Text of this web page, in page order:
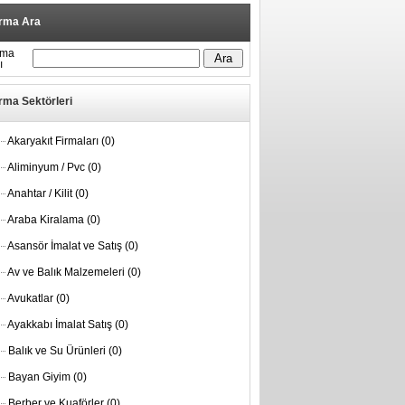
Ara
Sektörleri
Akaryakıt Firmaları (0)
Aliminyum / Pvc (0)
Anahtar / Kilit(0)
Araba Kiralama (0)
Asansör İmalat ve Satış (0)
Av ve Balık Malzemeleri (0)
Avukatlar (0)
Ayakkabı İmalat Satış (0)
Balık ve Su Ürünleri (0)
Bayan Giyim (0)